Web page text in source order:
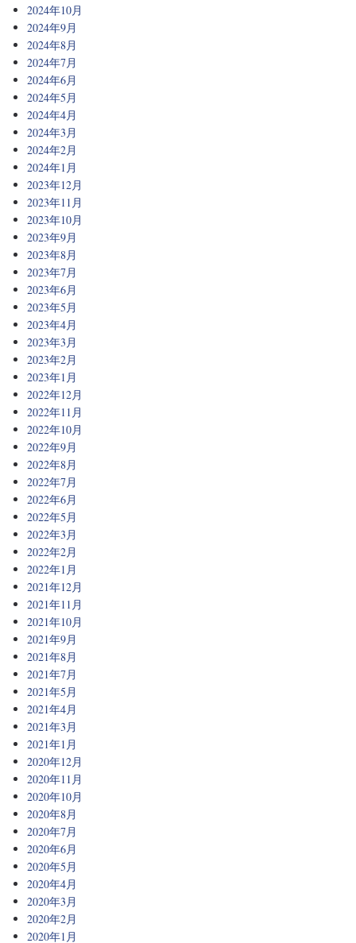
2024年10月
2024年9月
2024年8月
2024年7月
2024年6月
2024年5月
2024年4月
2024年3月
2024年2月
2024年1月
2023年12月
2023年11月
2023年10月
2023年9月
2023年8月
2023年7月
2023年6月
2023年5月
2023年4月
2023年3月
2023年2月
2023年1月
2022年12月
2022年11月
2022年10月
2022年9月
2022年8月
2022年7月
2022年6月
2022年5月
2022年3月
2022年2月
2022年1月
2021年12月
2021年11月
2021年10月
2021年9月
2021年8月
2021年7月
2021年5月
2021年4月
2021年3月
2021年1月
2020年12月
2020年11月
2020年10月
2020年8月
2020年7月
2020年6月
2020年5月
2020年4月
2020年3月
2020年2月
2020年1月